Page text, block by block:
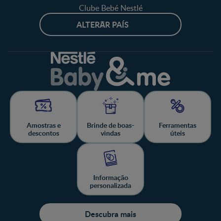
Clube Bebé Nestlé
ALTERAR PAÍS
Amostras e
descontos
Brinde de boas-
vindas
Ferramentas
úteis
Informação
personalizada
Descubra mais